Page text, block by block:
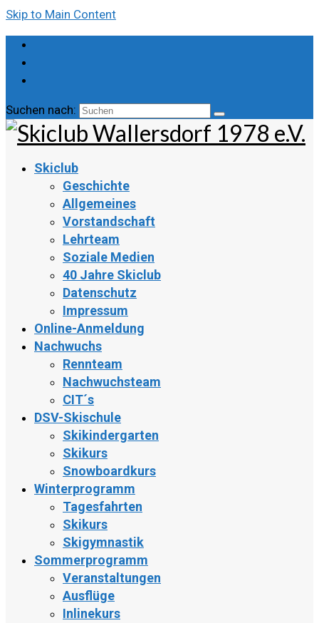
Skip to Main Content
Suchen nach:
Skiclub
Geschichte
Allgemeines
Vorstandschaft
Lehrteam
Soziale Medien
40 Jahre Skiclub
Datenschutz
Impressum
Online-Anmeldung
Nachwuchs
Rennteam
Nachwuchsteam
CIT´s
DSV-Skischule
Skikindergarten
Skikurs
Snowboardkurs
Winterprogramm
Tagesfahrten
Skikurs
Skigymnastik
Sommerprogramm
Veranstaltungen
Ausflüge
Inlinekurs